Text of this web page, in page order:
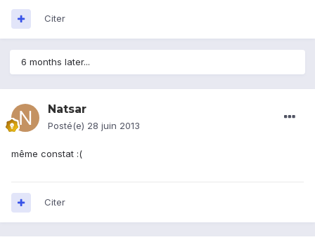
Citer
6 months later...
Natsar
Posté(e) 28 juin 2013
même constat :(
Citer